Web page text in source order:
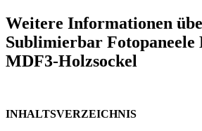
Weitere Informationen
Sublimierbar Fotopaneele
MDF3-Holzsockel
INHALTSVERZEICHNIS